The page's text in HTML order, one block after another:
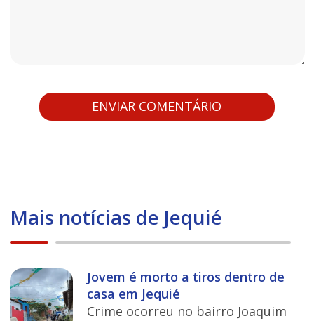
Mais notícias de Jequié
Jovem é morto a tiros dentro de
casa em Jequié
Crime ocorreu no bairro Joaquim